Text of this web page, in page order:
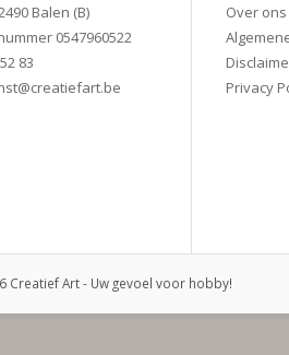
Balen (B)
0547960522
83
Over ons
Privacy
Creatief Art - Uw gevoel voor hobby!